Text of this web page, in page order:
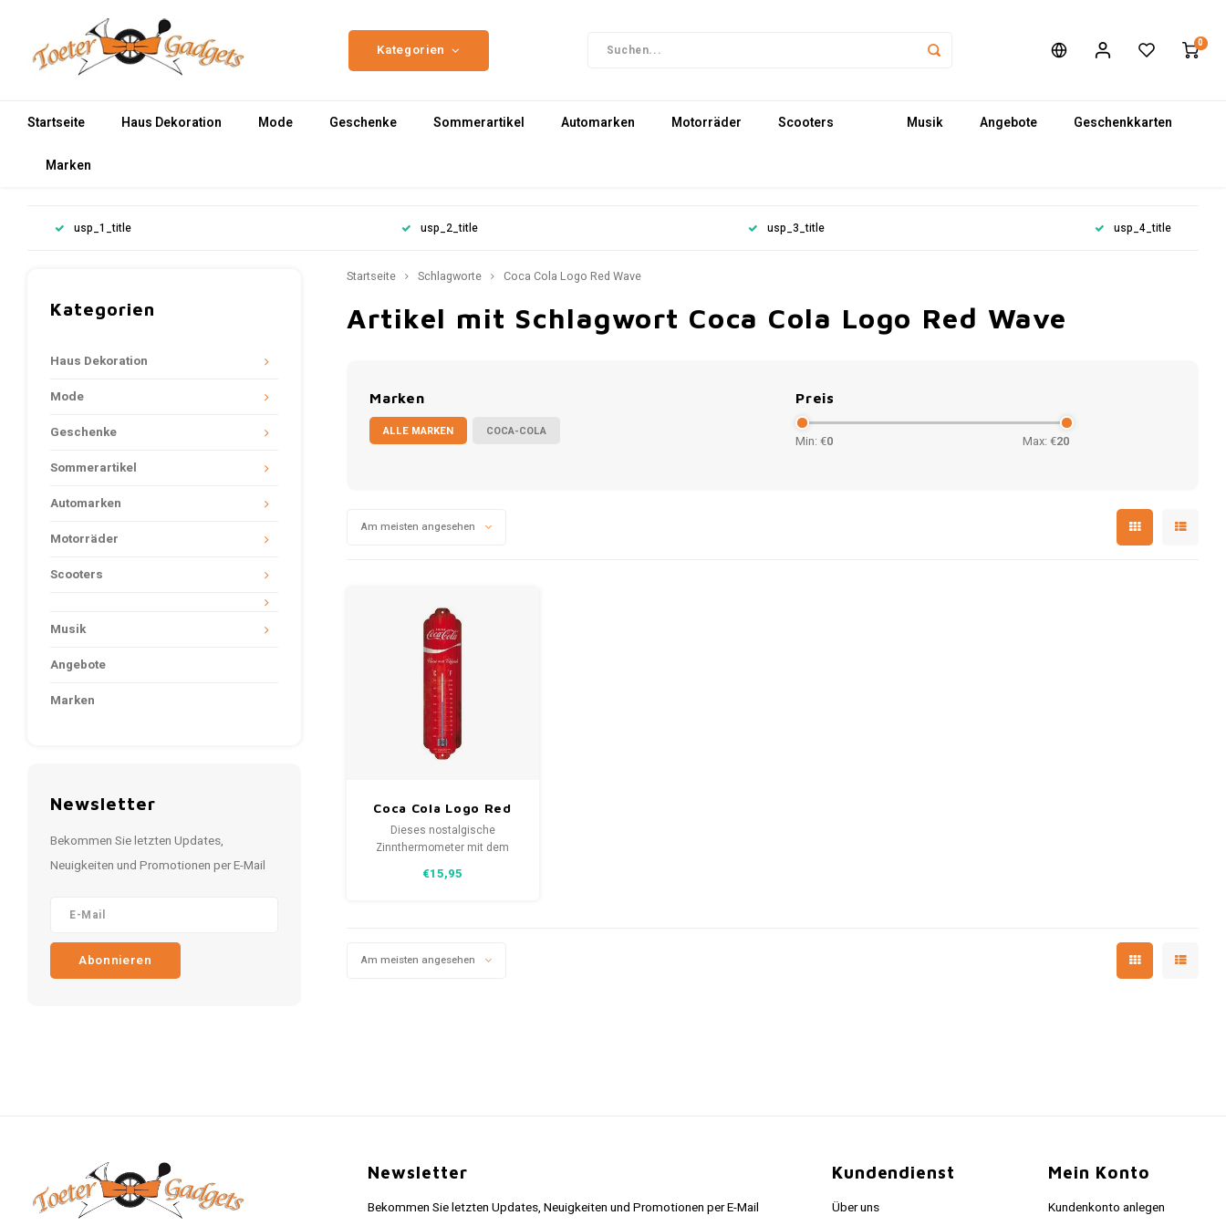
Kategorien 0
Startseite Haus Dekoration Mode Geschenke Sommerartikel Automarken Motorräder Scooters Musik Angebote Geschenkkarten
Marken
usp_1_title usp_2_title usp_3_title usp_4_title
Kategorien
Haus Dekoration
Mode
Geschenke
Sommerartikel
Automarken
Motorräder
Scooters
Musik
Angebote
Marken
Newsletter
Bekommen Sie letzten Updates,
Neuigkeiten und Promotionen per E-Mail
Abonnieren
Startseite Schlagworte Coca Cola Logo Red Wave
Artikel mit Schlagwort Coca Cola Logo Red Wave
Marken
ALLE MARKEN COCA-COLA
Preis
Min: €0 Max: €20
Am meisten angesehen
Coca Cola Logo Red
Wave
Metallthermometer
Dieses nostalgische
Zinnthermometer mit dem
extra stark gebogenem Metall
€15,95
Am meisten angesehen
Newsletter
Bekommen Sie letzten Updates, Neuigkeiten und Promotionen per E-Mail
Kundendienst
Über uns
Mein Konto
Kundenkonto anlegen